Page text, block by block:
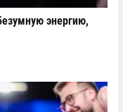
энергию,